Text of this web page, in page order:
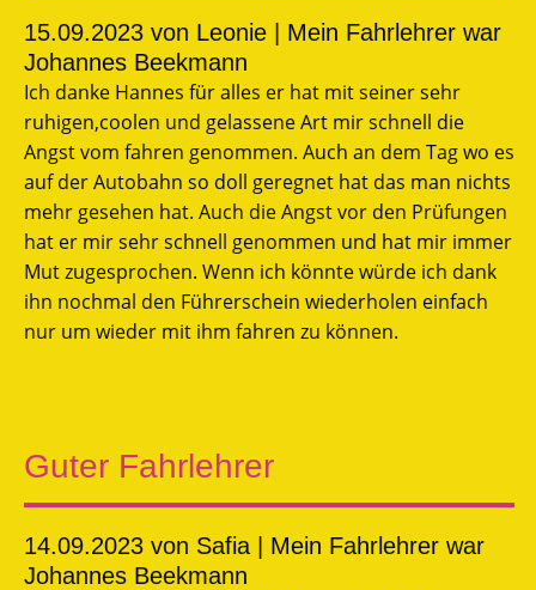
15.09.2023 von Leonie | Mein Fahrlehrer war
Johannes Beekmann
Ich danke Hannes für alles er hat mit seiner sehr
ruhigen,coolen und gelassene Art mir schnell die
Angst vom fahren genommen. Auch an dem Tag wo es
auf der Autobahn so doll geregnet hat das man nichts
mehr gesehen hat. Auch die Angst vor den Prüfungen
hat er mir sehr schnell genommen und hat mir immer
Mut zugesprochen. Wenn ich könnte würde ich dank
ihn nochmal den Führerschein wiederholen einfach
nur um wieder mit ihm fahren zu können.
Guter Fahrlehrer
14.09.2023 von Safia | Mein Fahrlehrer war
Johannes Beekmann